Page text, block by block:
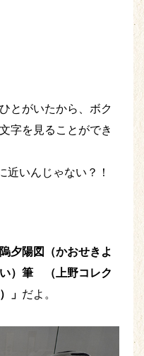
とがいたから、ボク
字を見ることができ
近いんじゃない？！
夕陽図（かおせきよ
）筆 （上野コレク
」 だよ。